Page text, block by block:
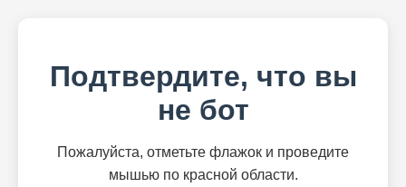
Подтвердите, что вы
не бот
Пожалуйста, отметьте флажок и проведите
мышью по красной области.